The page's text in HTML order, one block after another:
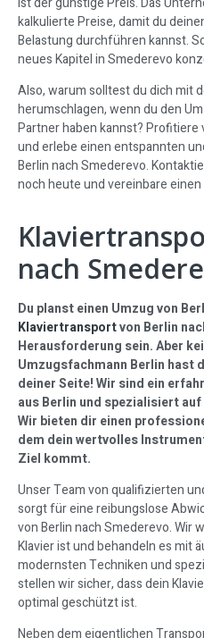
kalkulierte Preise, damit du
Belastung durchführen kannst.
neues Kapitel in Smederevo
Also, warum solltest du dich mit
herumschlagen, wenn du den
Partner haben kannst?
und erlebe einen entspannten
Berlin nach Smederevo.
noch heute und vereinbare
nach
Du planst einen Umzug von
Klaviertransportvon Berlin
Herausforderung sein. Aber
Umzugsfachmann Berlin hast
deiner Seite! Wir sind ein
aus Berlin und spezialisiert
Wir bieten dir einen
dem dein wertvolles
Ziel kommt.
Unser Team von qualifizierten
sorgt für eine reibungslose
von Berlin nach Smederevo. Wir
Klavier ist und behandeln es mit
modernsten Techniken und
stellen wir sicher, dass dein
optimal geschützt ist.
Neben dem eigentlichen